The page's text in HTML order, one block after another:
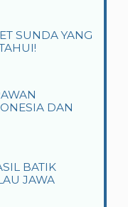
SUNDA YANG
DAN
BATIK
JAWA